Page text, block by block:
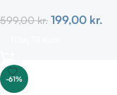
599,00kr. 199,00 kr.
-61%